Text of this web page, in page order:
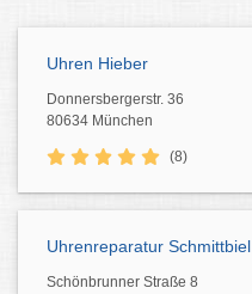
Uhren Hieber
Donnersbergerstr. 36
80634 München
(8)
Uhrenreparatur Schmittbiel
Schönbrunner Straße 8